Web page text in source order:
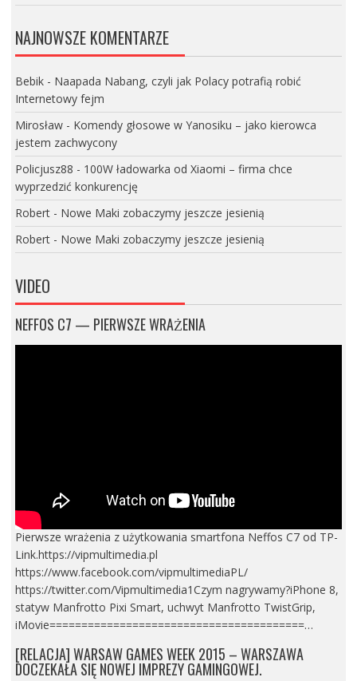
NAJNOWSZE KOMENTARZE
Bebik- Naapada Nabang, czyli jak Polacy potrafią robić
Internetowy fejm
Mirosław- Komendy głosowe w Yanosiku – jako kierowca
jestem zachwycony
Policjusz88 - 100W ładowarka od Xiaomi – firma chce
wyprzedzić konkurencję
Robert- Nowe Maki zobaczymy jeszcze jesienią
Robert- Nowe Maki zobaczymy jeszcze jesienią
VIDEO
NEFFOS C7 — PIERWSZE WRAŻENIA
Pierwsze wrażenia z użytkowania smartfona Neffos C7 od TP-
Link.https://vipmultimedia.pl
https://www.facebook.com/vipmultimediaPL/
https://twitter.com/Vipmultimedia1Czym nagrywamy?iPhone 8,
statyw Manfrotto Pixi Smart, uchwyt Manfrotto TwistGrip,
iMovie========================================…
[RELACJA] WARSAW GAMES WEEK 2015 – WARSZAWA
DOCZEKAŁA SIĘ NOWEJ IMPREZY GAMINGOWEJ.